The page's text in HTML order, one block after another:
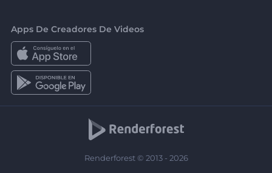
Apps De Creadores De Videos
Renderforest © 2013 - 2026